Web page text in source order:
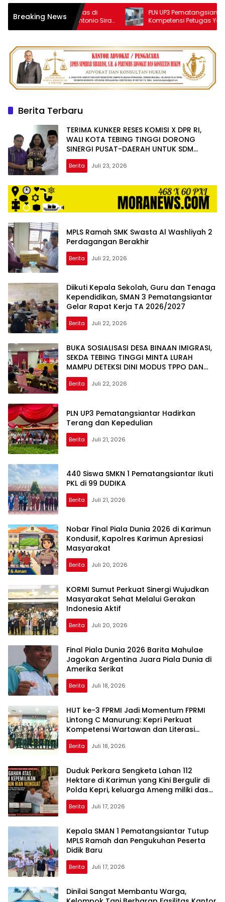
Breaking News
Andalas di
Antonio Sirait
PLN UP3 Pematangsiantar Tingkatkan
Kompetensi Petugas Yantek
Berita Terbaru
TERIMA KUNKER RESES KOMISI X DPR RI,
WALI KOTA TEBING TINGGI DORONG
SINERGI PUSAT-DAERAH UNTUK SDM
UNGGUL
Berita Juli 23, 2026
MPLS Ramah SMK Swasta Al Washliyah 2
Perdagangan Berakhir
Berita Juli 22, 2026
Diikuti Kepala Sekolah, Guru dan Tenaga
Kependidikan, SMAN 3 Pematangsiantar
Gelar Rapat Kerja TA 2026/2027
Berita Juli 22, 2026
Moranews
BUKA SOSIALISASI DESA BINAAN IMIGRASI,
SEKDA TEBING TINGGI MINTA LURAH
MAMPU DETEKSI DINI MODUS TPPO DAN
TPPM
Berita Juli 22, 2026
PLN UP3 Pematangsiantar Hadirkan
Terang dan Kepedulian
Berita Juli 21, 2026
440 Siswa SMKN 1 Pematangsiantar Ikuti
PKL di 99 DUDIKA
Berita Juli 21, 2026
Nobar Final Piala Dunia 2026 di Karimun
Kondusif, Kapolres Karimun Apresiasi
Masyarakat
Berita Juli 20, 2026
KORMI Sumut Perkuat Sinergi Wujudkan
Masyarakat Sehat Melalui Gerakan
Indonesia Aktif
Berita Juli 20, 2026
Final Piala Dunia 2026 Barita Mahulae
Jagokan Argentina Juara Piala Dunia di
Amerika Serikat
Berita Juli 18, 2026
HUT ke-3 FPRMI Jadi Momentum FPRMI
Lintong C Manurung: Kepri Perkuat
Kompetensi Wartawan dan Literasi
Media
Berita Juli 18, 2026
Duduk Perkara Sengketa Lahan 112
Hektare di Karimun yang Kini Bergulir di
Polda Kepri, keluarga Ameng miliki dasar
hukum yang kuat
Berita Juli 17, 2026
Kepala SMAN 1 Pematangsiantar Tutup
MPLS Ramah dan Pengukuhan Peserta
Didik Baru
Berita Juli 17, 2026
Dinilai Sangat Membantu Warga,